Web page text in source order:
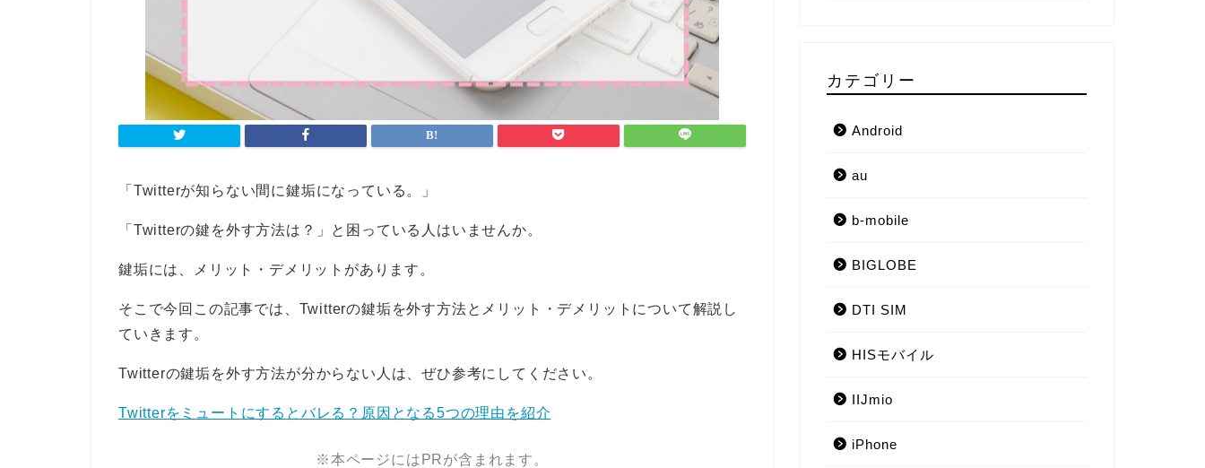
「Twitterが知らない間に鍵垢になっている。」
「Twitterの鍵を外す方法は？」と困っている人はいませんか。
鍵垢には、メリット・デメリットがあります。
そこで今回この記事では、Twitterの鍵垢を外す方法とメリット・デメリットについて解説し
ていきます。
Twitterの鍵垢を外す方法が分からない人は、ぜひ参考にしてください。
Twitterをミュートにするとバレる？原因となる5つの理由を紹介
※本ページにはPRが含まれます。
カテゴリー
Android
au
b-mobile
BIGLOBE
DTI SIM
HISモバイル
IIJmio
iPhone